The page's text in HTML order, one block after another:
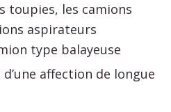
toupies, les camions
aspirateurs
type balayeuse
affection de longue